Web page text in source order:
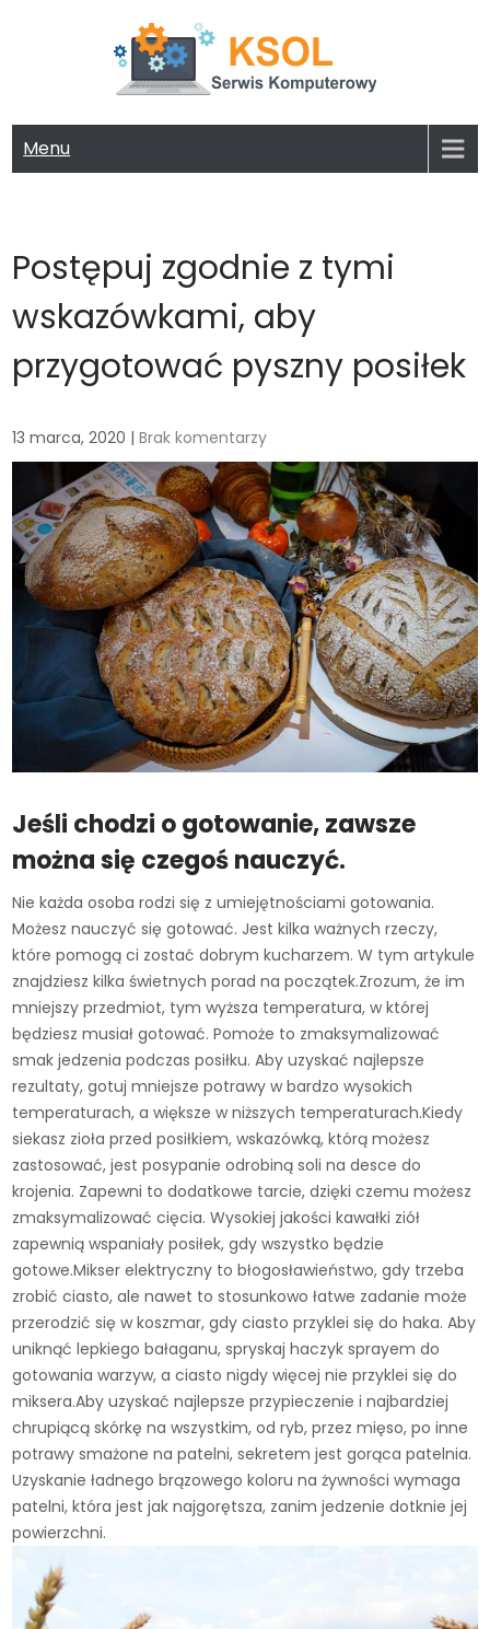
KSOL FIRMA KOMPUTEROWA
naszą ofertą!
Menu
Postępuj zgodnie z tymi
wskazówkami, aby
przygotować pyszny posiłek
13 marca, 2020 |Brak komentarzy
Jeśli chodzi o gotowanie, zawsze
można się czegoś nauczyć.
Nie każda osoba rodzi się z umiejętnościami gotowania.
Możesz nauczyć się gotować. Jest kilka ważnych rzeczy,
które pomogą ci zostać dobrym kucharzem. W tym artykule
znajdziesz kilka świetnych porad na początek.Zrozum, że im
mniejszy przedmiot, tym wyższa temperatura, w której
będziesz musiał gotować. Pomoże to zmaksymalizować
smak jedzenia podczas posiłku. Aby uzyskać najlepsze
rezultaty, gotuj mniejsze potrawy w bardzo wysokich
temperaturach, a większe w niższych temperaturach.Kiedy
siekasz zioła przed posiłkiem, wskazówką, którą możesz
zastosować, jest posypanie odrobiną soli na desce do
krojenia. Zapewni to dodatkowe tarcie, dzięki czemu możesz
zmaksymalizować cięcia. Wysokiej jakości kawałki ziół
zapewnią wspaniały posiłek, gdy wszystko będzie
gotowe.Mikser elektryczny to błogosławieństwo, gdy trzeba
zrobić ciasto, ale nawet to stosunkowo łatwe zadanie może
przerodzić się w koszmar, gdy ciasto przyklei się do haka. Aby
uniknąć lepkiego bałaganu, spryskaj haczyk sprayem do
gotowania warzyw, a ciasto nigdy więcej nie przyklei się do
miksera.Aby uzyskać najlepsze przypieczenie i najbardziej
chrupiącą skórkę na wszystkim, od ryb, przez mięso, po inne
potrawy smażone na patelni, sekretem jest gorąca patelnia.
Uzyskanie ładnego brązowego koloru na żywności wymaga
patelni, która jest jak najgorętsza, zanim jedzenie dotknie jej
powierzchni.